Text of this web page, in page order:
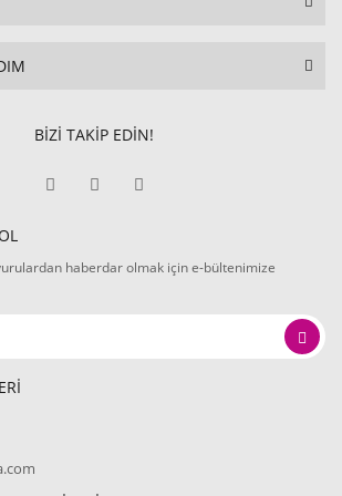
BİZİ TAKİP EDİN!
haberdar olmak için e-bültenimize